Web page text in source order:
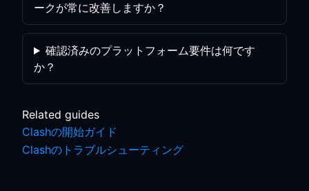
ークが常に改善しますか？
確認済みのプラットフォーム要件は何です
か？
Related guides
Clashの開始ガイド
Clashのトラブルシューティング